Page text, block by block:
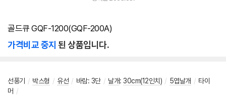
골드큐 GQF-1200(GQF-200A)
가격비교 중지 된 상품입니다.
선풍기 / 박스형 / 유선 / 바람: 3단 / 날개: 30cm(12인치) / 5엽날개 / 타이
머 /